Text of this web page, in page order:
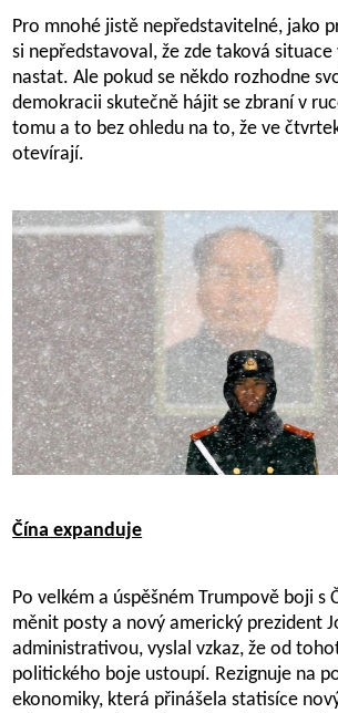
Pro mnohé jistě nepředstavitelné, jako
si nepředstavoval, že zde taková situace
nastat. Ale pokud se někdo rozhodne
demokracii skutečně hájit se zbraní v
tomu a to bez ohledu na to, že ve
otevírají.
Čína expanduje
Po velkém a úspěšném Trumpově boji s
měnit posty a nový americký prezident
administrativou, vyslal vzkaz, že od
politického boje ustoupí. Rezignuje na
ekonomiky, která přinášela statisíce